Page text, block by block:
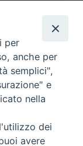
- 13:00
- 12:30
per
anche per
semplici",
e
nella
dei
avere